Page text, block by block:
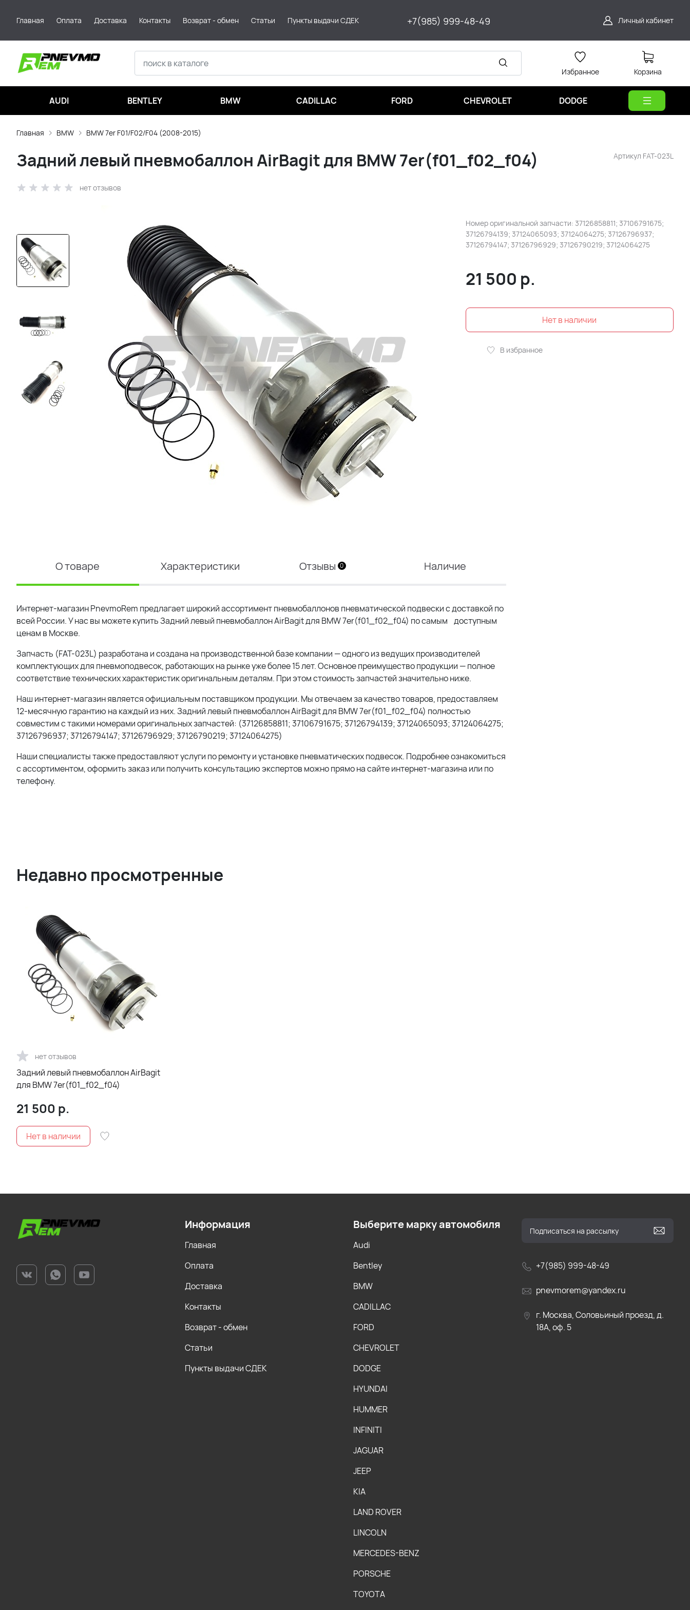
Главная Оплата Доставка Контакты Возврат - обмен Статьи Пункты выдачи СДЕК +7(985) 999-48-49 Личный кабинет
Избранное Корзина
AUDI BENTLEY BMW CADILLAC FORD CHEVROLET DODGE
Главная BMW BMW 7er F01/F02/F04 (2008-2015)
Артикул FAT-023L
Задний левый пневмобаллон AirBagit для BMW 7er(f01_f02_f04)
нет отзывов
Номер оригинальной запчасти: 37126858811; 37106791675;
37126794139; 37124065093; 37124064275; 37126796937;
37126794147; 37126796929; 37126790219; 37124064275
21 500 р.
В избранное
О товаре Характеристики Отзывы 0 Наличие
Интернет-магазин PnevmoRem предлагает широкий ассортимент пневмобаллонов пневматической подвески с доставкой по
всей России. У нас вы можете купить Задний левый пневмобаллон AirBagit для BMW 7er(f01_f02_f04) по самым доступным
ценам в Москве.
Запчасть (FAT-023L) разработана и создана на производственной базе компании — одного из ведущих производителей
комплектующих для пневмоподвесок, работающих на рынке уже более 15 лет. Основное преимущество продукции — полное
соответствие технических характеристик оригинальным деталям. При этом стоимость запчастей значительно ниже.
Наш интернет-магазин является официальным поставщиком продукции. Мы отвечаем за качество товаров, предоставляем
12-месячную гарантию на каждый из них. Задний левый пневмобаллон AirBagit для BMW 7er(f01_f02_f04) полностью
совместим с такими номерами оригинальных запчастей: (37126858811; 37106791675; 37126794139; 37124065093; 37124064275;
37126796937; 37126794147; 37126796929; 37126790219; 37124064275)
Наши специалисты также предоставляют услуги по ремонту и установке пневматических подвесок. Подробнее ознакомиться
с ассортиментом, оформить заказ или получить консультацию экспертов можно прямо на сайте интернет-магазина или по
телефону.
Недавно просмотренные
нет отзывов
Задний левый пневмобаллон AirBagit
для BMW 7er(f01_f02_f04)
21 500 р.
+7(985) 999-48-49
pnevmorem@yandex.ru
г. Москва, Соловьиный проезд, д.
18А, оф. 5
Информация
Главная
Оплата
Доставка
Контакты
Возврат - обмен
Статьи
Пункты выдачи СДЕК
Выберите марку автомобиля
Audi
Bentley
BMW
CADILLAC
FORD
CHEVROLET
DODGE
HYUNDAI
HUMMER
INFINITI
JAGUAR
JEEP
KIA
LAND ROVER
LINCOLN
MERCEDES-BENZ
PORSCHE
TOYOTA